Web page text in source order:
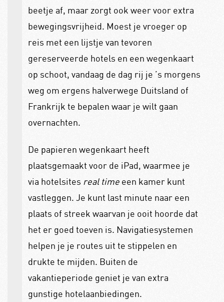
beetje af, maar zorgt ook weer voor extra
bewegingsvrijheid. Moest je vroeger op
reis met een lijstje van tevoren
gereserveerde hotels en een wegenkaart
op schoot, vandaag de dag rij je ’s morgens
weg om ergens halverwege Duitsland of
Frankrijk te bepalen waar je wilt gaan
overnachten.
De papieren wegenkaart heeft
plaatsgemaakt voor de iPad, waarmee je
via hotelsites real time een kamer kunt
vastleggen. Je kunt last minute naar een
plaats of streek waarvan je ooit hoorde dat
het er goed toeven is. Navigatiesystemen
helpen je je routes uit te stippelen en
drukte te mijden. Buiten de
vakantieperiode geniet je van extra
gunstige hotelaanbiedingen.